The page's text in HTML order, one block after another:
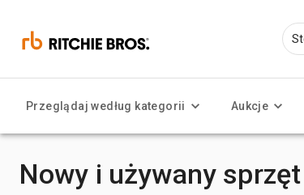
Przeglądaj według kategorii Aukcje
Nowy i używany